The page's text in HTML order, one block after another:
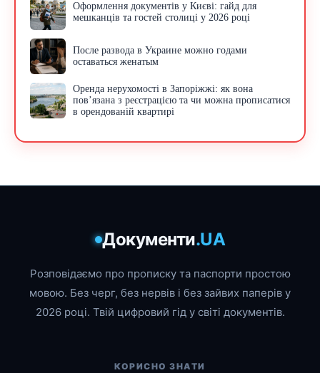
Оформлення документів у Києві: гайд для
мешканців та гостей столиці у 2026 році
После развода в Украине можно годами
оставаться женатым
Оренда нерухомості в Запоріжжі: як вона
пов’язана з реєстрацією та чи можна прописатися
в орендованій квартирі
Документи.UA
Розповідаємо про прописку та паспорти простою
мовою. Без черг, без нервів і без зайвих паперів у
2026 році. Твій цифровий гід у світі документів.
КОРИСНО ЗНАТИ